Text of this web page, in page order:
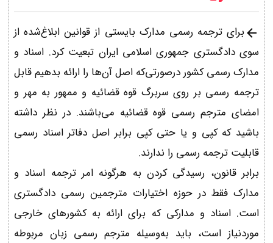
برای ترجمه رسمی مدارک بایستی از قوانین ابلاغ‌شده از
سوی دادگستری جمهوری اسلامی ایران تبعیت کرد. اسناد و
مدارک رسمی کشور درصورتی‌که اصل آن‌ها را ارائه بدهیم قابل
ترجمه رسمی بر روی سربرگ قوه قضائیه و ممهور به مهر و
امضای مترجم رسمی قوه قضائیه می‌باشند. در نظر داشته
باشید که کپی و یا حتی کپی برابر اصل دفاتر اسناد رسمی
قابلیت ترجمه رسمی را ندارند.
برابر قانون، رسیدگی کردن به هرگونه امر ترجمه اسناد و
مدارک فقط در حوزه اختیارات مترجمین رسمی دادگستری
است. اسناد و مدارکی که برای ارائه به کشورهای خارجی
موردنیاز است، باید به‌وسیله مترجم رسمی زبان مربوطه